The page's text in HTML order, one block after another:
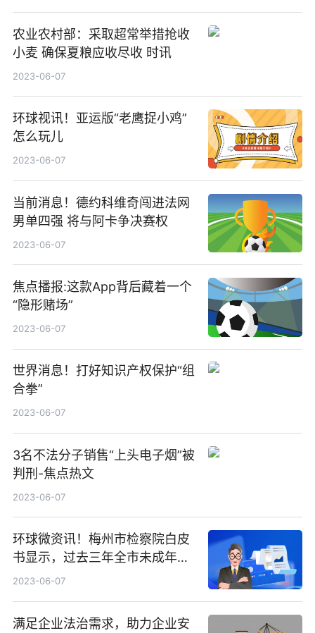
农业农村部：采取超常举措抢收
小麦 确保夏粮应收尽收 时讯
2023-06-07
环球视讯！亚运版“老鹰捉小鸡”
怎么玩儿
2023-06-07
当前消息！德约科维奇闯进法网
男单四强 将与阿卡争决赛权
2023-06-07
焦点播报:这款App背后藏着一个
“隐形赌场”
2023-06-07
世界消息！打好知识产权保护“组
合拳”
2023-06-07
3名不法分子销售“上头电子烟”被
判刑-焦点热文
2023-06-07
环球微资讯！梅州市检察院白皮
书显示，过去三年全市未成年人
保护工作全面提升
2023-06-07
满足企业法治需求，助力企业安